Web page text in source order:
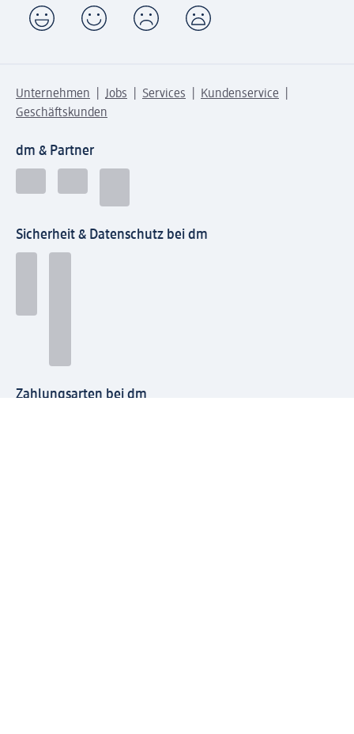
Unternehmen Jobs Services
Kundenservice
Geschäftskunden
dm & Partner
Sicherheit & Datenschutz bei dm
Zahlungsarten bei dm